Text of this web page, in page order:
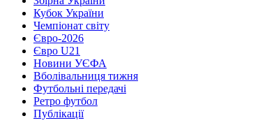
Кубок України
Чемпіонат світу
Євро-2026
Євро U21
Новини УЄФА
Вболівальниця тижня
Футбольні передачі
Ретро футбол
Публікації